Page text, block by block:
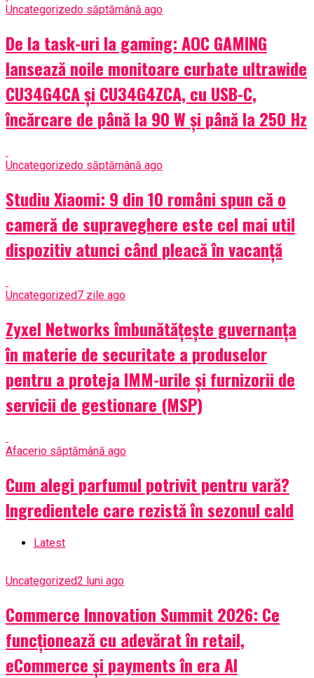
Uncategorizedo săptămână ago
De la task-uri la gaming: AOC GAMING
lansează noile monitoare curbate ultrawide
CU34G4CA și CU34G4ZCA, cu USB-C,
încărcare de până la 90 W și până la 250 Hz
Uncategorizedo săptămână ago
Studiu Xiaomi: 9 din 10 români spun că o
cameră de supraveghere este cel mai util
dispozitiv atunci când pleacă în vacanță
Uncategorized7 zile ago
Zyxel Networks îmbunătățește guvernanța
în materie de securitate a produselor
pentru a proteja IMM-urile și furnizorii de
servicii de gestionare (MSP)
Afacerio săptămână ago
Cum alegi parfumul potrivit pentru vară?
Ingredientele care rezistă în sezonul cald
Latest
Uncategorized2 luni ago
Commerce Innovation Summit 2026: Ce
funcționează cu adevărat în retail,
eCommerce și payments în era AI